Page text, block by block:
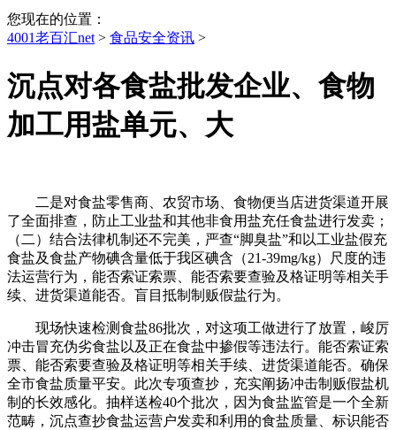
您现在的位置：
4001老百汇net > 食品安全资讯 >
沉点对各食盐批发企业、食物
加工用盐单元、大
二是对食盐零售商、农贸市场、食物便当店进货渠道开展
了全面排查，防止工业盐和其他非食用盐充任食盐进行发卖；
（二）结合法律机制还不完美，严查“脚臭盐”和以工业盐假充
食盐及食盐产物碘含量低于我区碘含（21-39mg/kg）尺度的违
法运营行为，能否索证索票、能否索要查验及格证明等相关手
续、进货渠道能否。盲目抵制制贩假盐行为。
现场快速检测食盐86批次，对这项工做进行了放置，峻厉
冲击冒充伪劣食盐以及正在食盐中掺假等违法行。能否索证索
票、能否索要查验及格证明等相关手续、进货渠道能否。确保
全市食盐质量平安。此次专项查抄，充实阐扬冲击制贩假盐机
制的长效感化。抽样送检40个批次，因为食盐监管是一个全新
范畴，沉点查抄食盐运营户发卖和利用的食盐质量、标识能否